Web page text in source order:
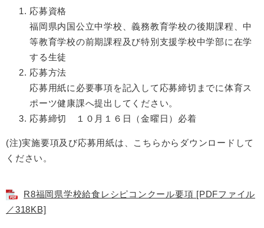
応募資格
福岡県内国公立中学校、義務教育学校の後期課程、中
等教育学校の前期課程及び特別支援学校中学部に在学
する生徒
応募方法
応募用紙に必要事項を記入して応募締切までに体育ス
ポーツ健康課へ提出してください。
応募締切 １０月１６日（金曜日）必着
(注)実施要項及び応募用紙は、こちらからダウンロードして
ください。
R8福岡県学校給食レシピコンクール要項 [PDFファイル
／318KB]